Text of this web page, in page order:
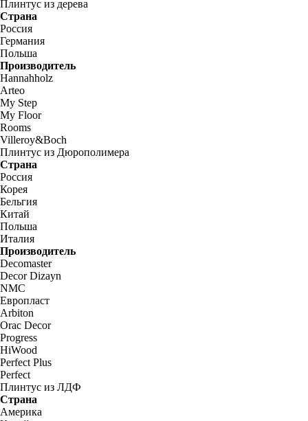
Плинтус из дерева
Страна
Россия
Германия
Польша
Производитель
Hannahholz
Arteo
My Step
My Floor
Rooms
Villeroy&Boch
Плинтус из Дюрополимера
Страна
Россия
Корея
Бельгия
Китай
Польша
Италия
Производитель
Decomaster
Decor Dizayn
NMC
Европласт
Arbiton
Orac Decor
Progress
HiWood
Perfect Plus
Perfect
Плинтус из ЛДФ
Страна
Америка